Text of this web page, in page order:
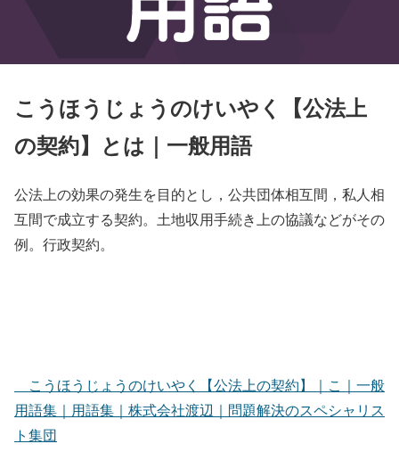
こうほうじょうのけいやく【公法上
の契約】とは｜一般用語
公法上の効果の発生を目的とし，公共団体相互間，私人相
互間で成立する契約。土地収用手続き上の協議などがその
例。行政契約。
こうほうじょうのけいやく【公法上の契約】｜こ｜一般
用語集｜用語集｜株式会社渡辺｜問題解決のスペシャリス
ト集団